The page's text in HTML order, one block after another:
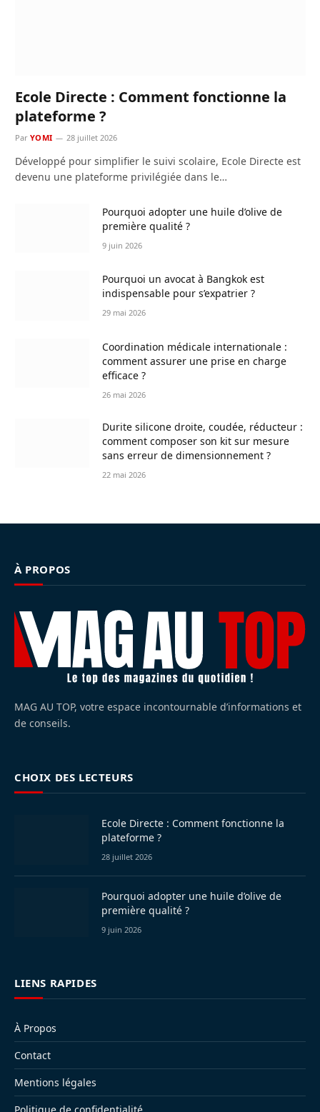
Ecole Directe : Comment fonctionne la
plateforme ?
Par YOMI 28 juillet 2026
Développé pour simplifier le suivi scolaire, Ecole Directe est
devenu une plateforme privilégiée dans le…
Pourquoi adopter une huile d’olive de
première qualité ?
9 juin 2026
Pourquoi un avocat à Bangkok est
indispensable pour s’expatrier ?
29 mai 2026
Coordination médicale internationale :
comment assurer une prise en charge
efficace ?
26 mai 2026
Durite silicone droite, coudée, réducteur :
comment composer son kit sur mesure
sans erreur de dimensionnement ?
22 mai 2026
À PROPOS
MAG AU TOP, votre espace incontournable d’informations et
de conseils.
CHOIX DES LECTEURS
Ecole Directe : Comment fonctionne la
plateforme ?
28 juillet 2026
Pourquoi adopter une huile d’olive de
première qualité ?
9 juin 2026
LIENS RAPIDES
À Propos
Contact
Mentions légales